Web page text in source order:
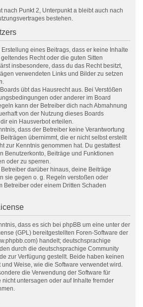
nach Punkt 2, Unterpunkt a bleibt auch nach
bestehen.
Erstellung eines Beitrags, dass er keine Inhalte
Recht oder die guten Sitten
insbesondere, dass du das Recht besitzt,
verwendeten Links und Bilder zu setzen
übt das Hausrecht aus. Bei Verstößen
oder anderer im Board
kann der Betreiber dich nach Abmahnung
von der Nutzung dieses Boards
ein Hausverbot erteilen.
dass der Betreiber keine Verantwortung
übernimmt, die er nicht selbst erstellt
zur Kenntnis genommen hat. Du gestattest
Benutzerkonto, Beiträge und Funktionen
oder zu sperren.
Betreiber darüber hinaus, deine Beiträge
sie gegen o. g. Regeln verstoßen oder
Betreiber oder einem Dritten Schaden
dass es sich bei phpBB um eine unter der
(GPL) bereitgestellten Foren-Software der
handelt; deutschsprachige
durch die deutschsprachige Community
zur Verfügung gestellt. Beide haben keinen
und Weise, wie die Software verwendet wird.
die Verwendung der Software für
nicht untersagen oder auf Inhalte fremder